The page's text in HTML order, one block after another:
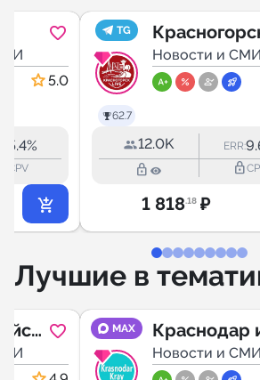
5.0
5.4%
CPV
TG
62.7
Live (
Московская
Новости и СМИ
12.0K ERR:
lock_outline lock_outline
1 818.18 ₽
Лучшие в
MAX
Краснодар
край
Новости и СМИ